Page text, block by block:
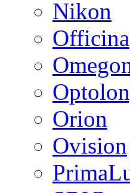
Nikon
Officina
Orion
Ovision